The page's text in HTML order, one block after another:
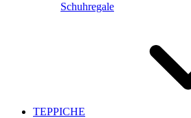
Schuhregale
TEPPICHE